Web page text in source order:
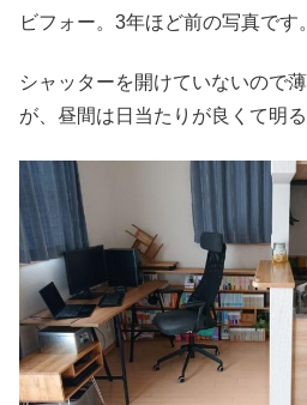
ビフォー。3年ほど前の写真です。
シャッターを開けていないので
が、昼間は日当たりが良くて明る